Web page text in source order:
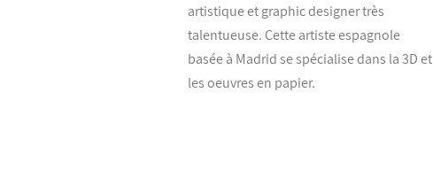
artistique et graphic designer très
talentueuse. Cette artiste espagnole
basée à Madrid se spécialise dans la 3D et
les oeuvres en papier.